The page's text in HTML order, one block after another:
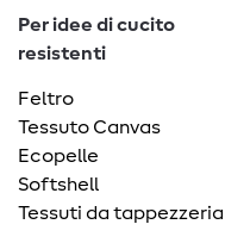
Per idee di cucito
resistenti
Feltro
Tessuto Canvas
Ecopelle
Softshell
Tessuti da tappezzeria